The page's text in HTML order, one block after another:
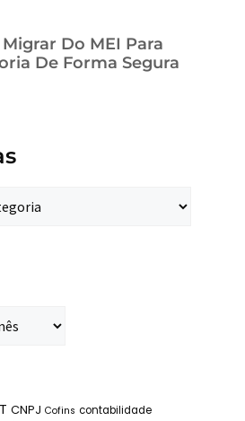
Do MEI Para
De Forma Segura
CNPJ Cofins contabilidade